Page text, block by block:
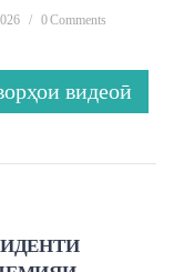
/ 0 Comments
видеоӣ